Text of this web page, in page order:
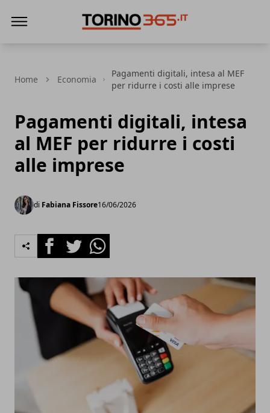
Home Economia
Pagamenti digitali, intesa al MEF
per ridurre i costi alle imprese
Pagamenti digitali, intesa
al MEF per ridurre i costi
alle imprese
di Fabiana Fissore16/06/2026
FacebookTwitterWhatsapp